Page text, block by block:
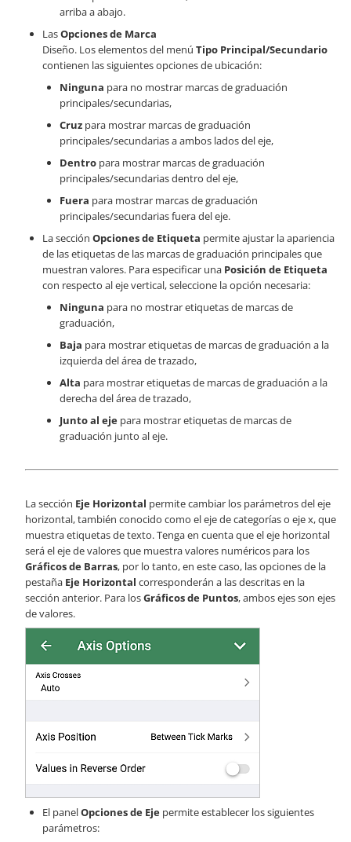
arriba a abajo.
LasOpciones de Marca
Diseño. Los elementos del menú Tipo Principal/Secundario
contienen las siguientes opciones de ubicación:
Ninguna para no mostrar marcas de graduación
principales/secundarias,
Cruz para mostrar marcas de graduación
principales/secundarias a ambos lados del eje,
Dentro para mostrar marcas de graduación
principales/secundarias dentro del eje,
Fuera para mostrar marcas de graduación
principales/secundarias fuera del eje.
La sección Opciones de Etiqueta permite ajustar la apariencia
de las etiquetas de las marcas de graduación principales que
muestran valores. Para especificar una Posición de Etiqueta
con respecto al eje vertical, seleccione la opción necesaria:
Ninguna para no mostrar etiquetas de marcas de
graduación,
Baja para mostrar etiquetas de marcas de graduación a la
izquierda del área de trazado,
Alta para mostrar etiquetas de marcas de graduación a la
derecha del área de trazado,
Junto al eje para mostrar etiquetas de marcas de
graduación junto al eje.
La sección Eje Horizontal permite cambiar los parámetros del eje
horizontal, también conocido como el eje de categorías o eje x, que
muestra etiquetas de texto. Tenga en cuenta que el eje horizontal
será el eje de valores que muestra valores numéricos para los
Gráficos de Barras, por lo tanto, en este caso, las opciones de la
pestaña Eje Horizontal corresponderán a las descritas en la
sección anterior. Para losGráficos de Puntos, ambos ejes son ejes
de valores.
El panelOpciones de Eje permite establecer los siguientes
parámetros: